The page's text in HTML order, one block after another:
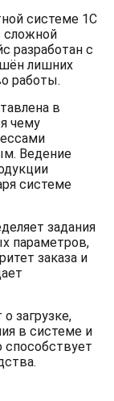
системе 1С
сложной
разработан с
лишних
работы.
в
чему
Ведение
системе
задания
параметров,
заказа и
загрузке,
в системе и
способствует